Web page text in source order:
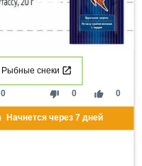
Рыбные снеки
thumb_down 0 thumb_up 0
0
Начнется через 7дней